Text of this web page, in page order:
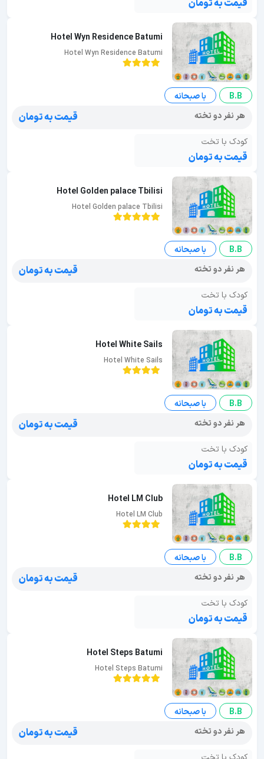
قیمت به تومان
Hotel Wyn Residence Batumi
Hotel Wyn Residence Batumi
B.B
با صبحانه
هر نفر دو تخته
قیمت به تومان
کودک با تخت
قیمت به تومان
Hotel Golden palace Tbilisi
Hotel Golden palace Tbilisi
B.B
با صبحانه
هر نفر دو تخته
قیمت به تومان
کودک با تخت
قیمت به تومان
Hotel White Sails
Hotel White Sails
B.B
با صبحانه
هر نفر دو تخته
قیمت به تومان
کودک با تخت
قیمت به تومان
Hotel LM Club
Hotel LM Club
B.B
با صبحانه
هر نفر دو تخته
قیمت به تومان
کودک با تخت
قیمت به تومان
Hotel Steps Batumi
Hotel Steps Batumi
B.B
با صبحانه
هر نفر دو تخته
قیمت به تومان